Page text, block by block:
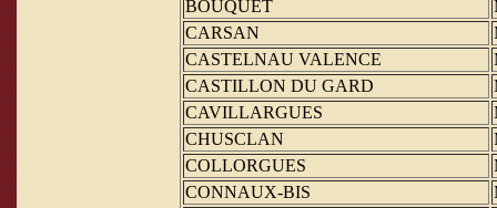
BOUQUET
CARSAN
CASTELNAU VALENCE
CASTILLON DU GARD
CAVILLARGUES
CHUSCLAN
COLLORGUES
CONNAUX-BIS